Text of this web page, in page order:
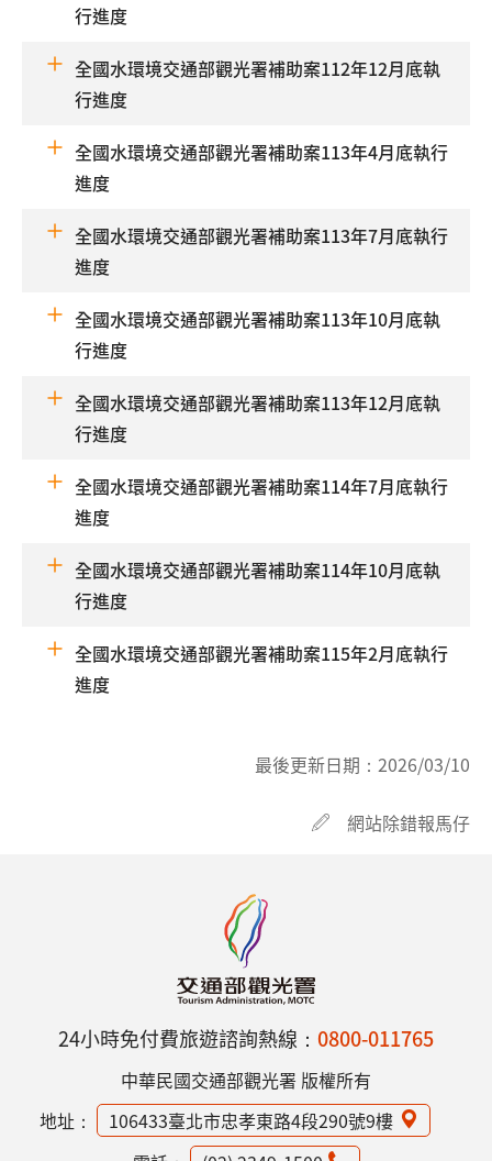
行進度
全國水環境交通部觀光署補助案112年12月底執
行進度
全國水環境交通部觀光署補助案113年4月底執行
進度
全國水環境交通部觀光署補助案113年7月底執行
進度
全國水環境交通部觀光署補助案113年10月底執
行進度
全國水環境交通部觀光署補助案113年12月底執
行進度
全國水環境交通部觀光署補助案114年7月底執行
進度
全國水環境交通部觀光署補助案114年10月底執
行進度
全國水環境交通部觀光署補助案115年2月底執行
進度
最後更新日期： 2026/03/10
網站除錯報馬仔
24小時免付費旅遊諮詢熱線： 0800-011765
中華民國交通部觀光署 版權所有
地址：
106433臺北市忠孝東路4段290號9樓